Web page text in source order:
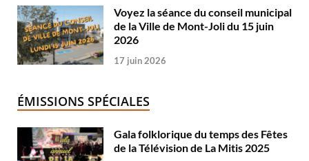
Voyez la séance du conseil municipal
de la Ville de Mont-Joli du 15 juin
2026
17 juin 2026
ÉMISSIONS SPÉCIALES
Gala folklorique du temps des Fêtes
de la Télévision de La Mitis 2025